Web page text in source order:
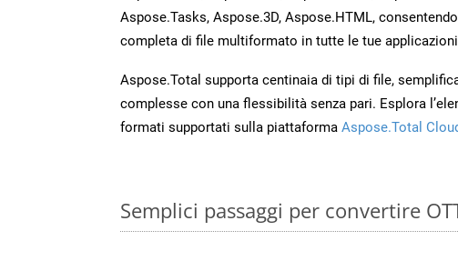
Aspose.Tasks, Aspose.3D, Aspose.HTML,
completa di file multiformato in tutte le tue
Aspose.Total supporta centinaia di tipi di file,
complesse con una flessibilità senza pari. Esplora
formati supportati sulla piattaforma Aspose.Total
Semplici passaggi per convertire